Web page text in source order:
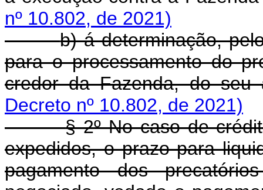
nº 10.802, de 2021)
b) á determinação,
para o processamento do
credor da Fazenda, do seu
Decreto nº 10.802, de 2021)
§ 2º No caso de
expedidos, o prazo para
pagamento dos